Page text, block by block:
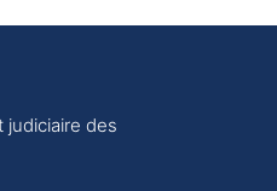
judiciaire des